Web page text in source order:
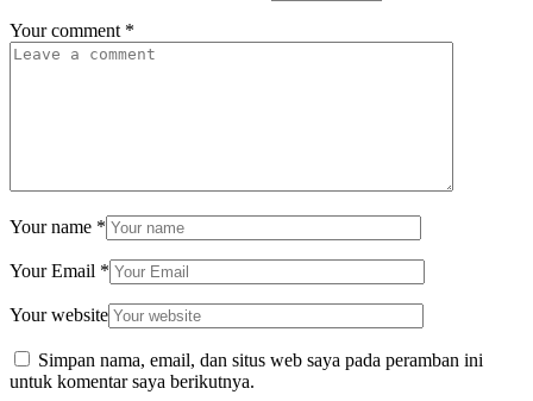
Your comment *
Your name *
Your Email *
Your website
Simpan nama, email, dan situs web saya pada peramban ini
untuk komentar saya berikutnya.